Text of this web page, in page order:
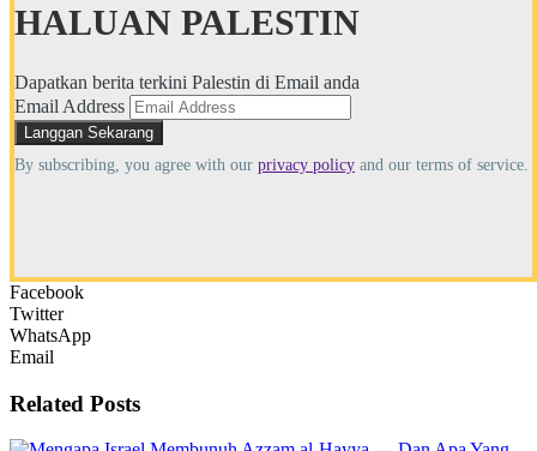
HALUAN PALESTIN
Dapatkan berita terkini Palestin di Email anda
Email Address
By subscribing, you agree with our privacy policy and our terms of service.
Facebook
Twitter
WhatsApp
Email
Related Posts